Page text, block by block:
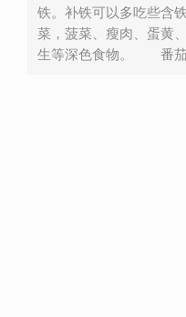
铁。补铁可以多吃些含
菜，菠菜、瘦肉、蛋黄
生等深色食物。 番